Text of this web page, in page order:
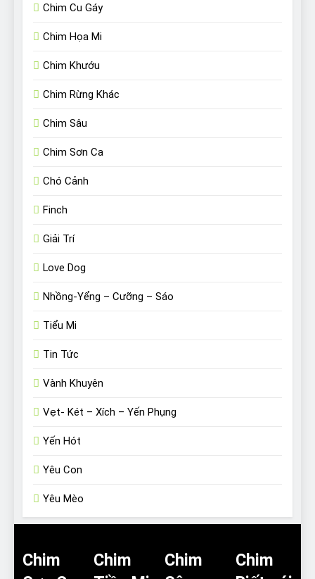
Chim Cu Gáy
Chim Họa Mi
Chim Khướu
Chim Rừng Khác
Chim Sâu
Chim Sơn Ca
Chó Cảnh
Finch
Giải Trí
Love Dog
Nhồng-Yểng – Cưỡng – Sáo
Tiểu Mi
Tin Tức
Vành Khuyên
Vẹt- Két – Xích – Yến Phụng
Yến Hót
Yêu Con
Yêu Mèo
Chim
Chim
Chim
Chim